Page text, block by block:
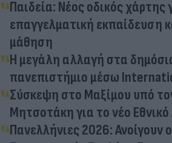
Παιδεία: Νέος οδικός χάρτης
επαγγελματική εκπαίδευση
μάθηση
Η μεγάλη αλλαγή στα
πανεπιστήμιο μέσω
Σύσκεψη στο Μαξίμου υπό
Μητσοτάκη για το νέο
Πανελλήνιες 2026: Ανοίγουν